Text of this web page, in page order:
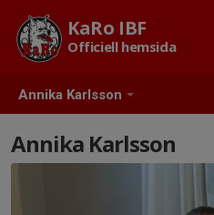
Annika Karlsson
KaRo IBF
Officiell hemsida
Annika Karlsson